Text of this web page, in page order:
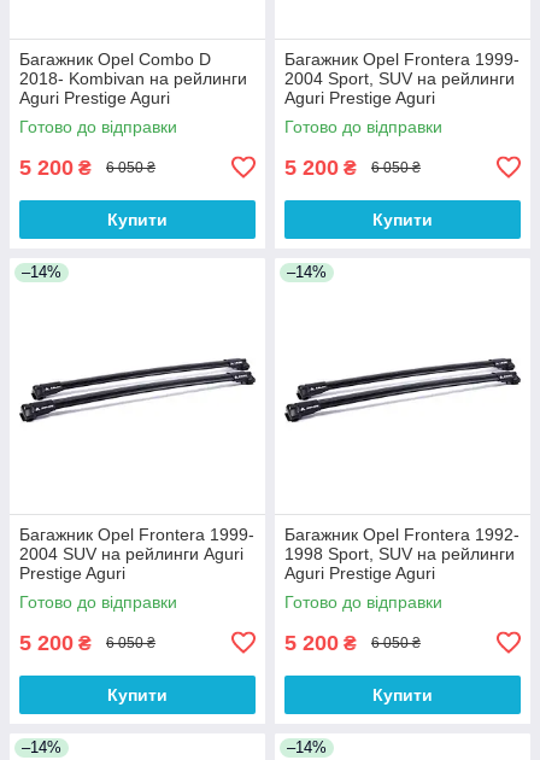
Багажник Opel Combo D
2018- Kombivan на рейлинги
Aguri Prestige Aguri
Готово до відправки
5 200 ₴ 6 050 ₴
Купити
Багажник Opel Frontera 1999-
2004 Sport, SUV на рейлинги
Aguri Prestige Aguri
Готово до відправки
5 200 ₴ 6 050 ₴
Купити
–14%
Багажник Opel Frontera 1999-
2004 SUV на рейлинги Aguri
Prestige Aguri
Готово до відправки
5 200 ₴ 6 050 ₴
Купити
–14%
Багажник Opel Frontera 1992-
1998 Sport, SUV на рейлинги
Aguri Prestige Aguri
Готово до відправки
5 200 ₴ 6 050 ₴
Купити
–14% –14%